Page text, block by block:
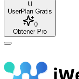
U
UserPlan Gratis
0
Obtener Pro